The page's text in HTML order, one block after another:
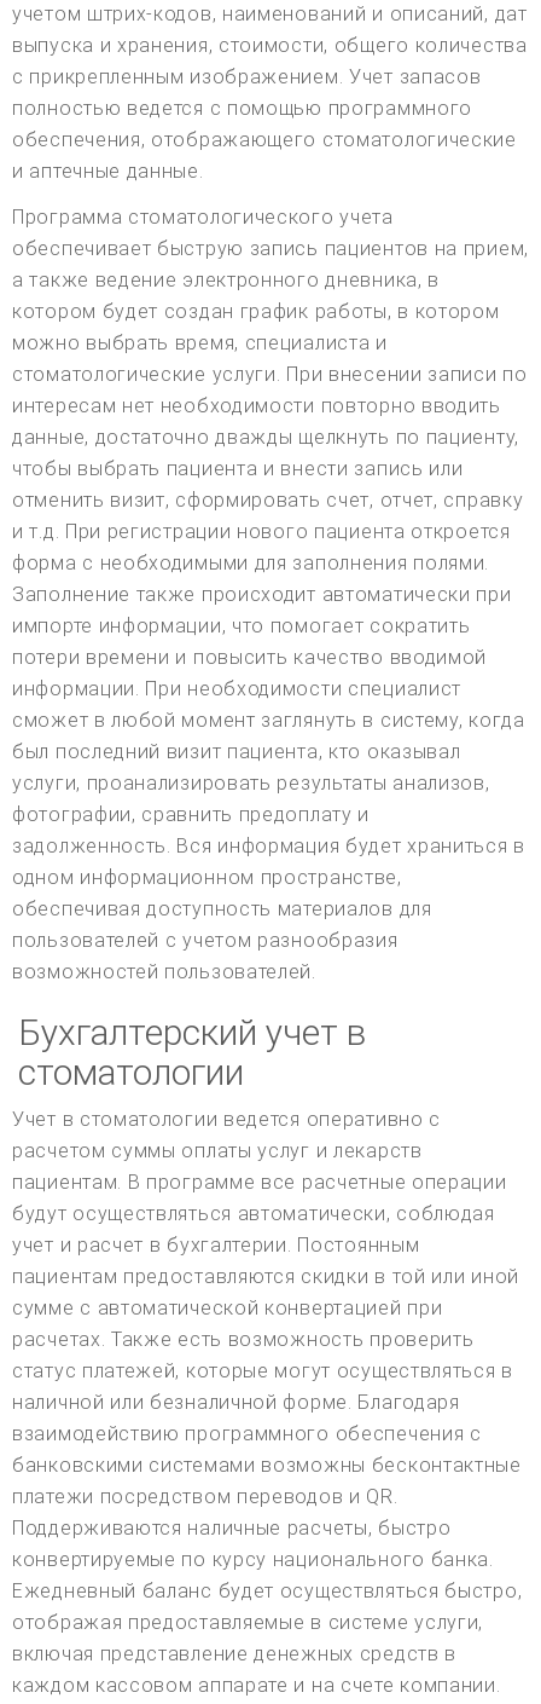
учетом штрих-кодов, наименований и описаний, дат
выпуска и хранения, стоимости, общего количества
с прикрепленным изображением. Учет запасов
полностью ведется с помощью программного
обеспечения, отображающего стоматологические
и аптечные данные.
Программа стоматологического учета
обеспечивает быструю запись пациентов на прием,
а также ведение электронного дневника, в
котором будет создан график работы, в котором
можно выбрать время, специалиста и
стоматологические услуги. При внесении записи по
интересам нет необходимости повторно вводить
данные, достаточно дважды щелкнуть по пациенту,
чтобы выбрать пациента и внести запись или
отменить визит, сформировать счет, отчет, справку
и т.д. При регистрации нового пациента откроется
форма с необходимыми для заполнения полями.
Заполнение также происходит автоматически при
импорте информации, что помогает сократить
потери времени и повысить качество вводимой
информации. При необходимости специалист
сможет в любой момент заглянуть в систему, когда
был последний визит пациента, кто оказывал
услуги, проанализировать результаты анализов,
фотографии, сравнить предоплату и
задолженность. Вся информация будет храниться в
одном информационном пространстве,
обеспечивая доступность материалов для
пользователей с учетом разнообразия
возможностей пользователей.
Бухгалтерский учет в
стоматологии
Учет в стоматологии ведется оперативно с
расчетом суммы оплаты услуг и лекарств
пациентам. В программе все расчетные операции
будут осуществляться автоматически, соблюдая
учет и расчет в бухгалтерии. Постоянным
пациентам предоставляются скидки в той или иной
сумме с автоматической конвертацией при
расчетах. Также есть возможность проверить
статус платежей, которые могут осуществляться в
наличной или безналичной форме. Благодаря
взаимодействию программного обеспечения с
банковскими системами возможны бесконтактные
платежи посредством переводов и QR.
Поддерживаются наличные расчеты, быстро
конвертируемые по курсу национального банка.
Ежедневный баланс будет осуществляться быстро,
отображая предоставляемые в системе услуги,
включая представление денежных средств в
каждом кассовом аппарате и на счете компании.